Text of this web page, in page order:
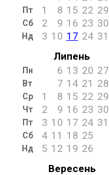
Пт 1 8 15 22 29
Сб 2 9 16 23 30
Нд 3 10 17 24 31
Липень
Пн 6 13 20 27
Вт 7 14 21 28
Ср 1 8 15 22 29
Чт 2 9 16 23 30
Пт 3 10 17 24 31
Сб 4 11 18 25
Нд 5 12 19 26
Вересень